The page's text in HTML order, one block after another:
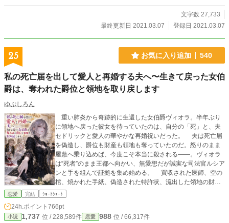
文字数 27,733
最終更新日 2021.03.07
登録日 2021.03.07
25 お気に入り追加 540
私の死亡届を出して愛人と再婚する夫へ〜生きて戻った女伯
爵は、奪われた爵位と領地を取り戻します
ゆぷしろん
重い肺炎から奇跡的に生還した女伯爵ヴィオラ。半年ぶり
に領地へ戻った彼女を待っていたのは、自分の「死」と、夫
セドリックと愛人の華やかな再婚祝いだった。 夫は死亡届
を偽造し、爵位も財産も領地も奪っていたのだ。怒りのまま
屋敷へ乗り込めば、今度こそ本当に殺される――。ヴィオラ
は“死者”のまま王都へ向かい、無愛想だが誠実な司法官ルシア
ンと手を組んで証拠を集め始める。 買収された医師、空の
棺、焼かれた手紙、偽造された特許状、流出した領地の財
産。すべての罪が暴かれる日は、皮肉にも夫の結婚披露宴。
る。 「亡き妻の財産で開く結婚式は、楽しいですか？」 裏
切りの夫と愛人を法で追い詰め、奪われた名と爵位を奪還
恋愛 完結 ｼｮｰﾄｼｮｰﾄ
24h.ポイント 766pt
小説 1,737 位 / 228,589件 恋愛 988 位 / 66,317件